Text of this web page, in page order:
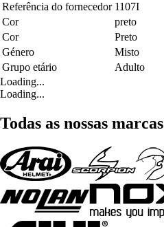
Referência do fornecedor 1107I
Cor
preto
Cor
Preto
Género
Misto
Grupo etário
Adulto
Loading...
Loading...
Todas as nossas marcas